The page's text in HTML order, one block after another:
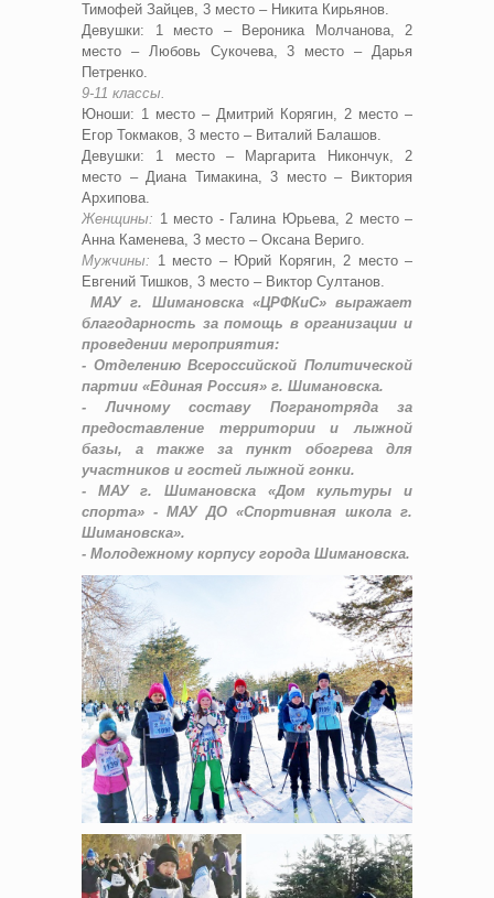
Тимофей Зайцев, 3 место – Никита Кирьянов.
Девушки: 1 место – Вероника Молчанова, 2
место – Любовь Сукочева, 3 место – Дарья
Петренко.
9-11 классы.
Юноши: 1 место – Дмитрий Корягин, 2 место –
Егор Токмаков, 3 место – Виталий Балашов.
Девушки: 1 место – Маргарита Никончук, 2
место – Диана Тимакина, 3 место – Виктория
Архипова.
Женщины: 1 место - Галина Юрьева, 2 место –
Анна Каменева, 3 место – Оксана Вериго.
Мужчины: 1 место – Юрий Корягин, 2 место –
Евгений Тишков, 3 место – Виктор Султанов.
МАУ г. Шимановска «ЦРФКиС» выражает
благодарность за помощь в организации и
проведении мероприятия:
- Отделению Всероссийской Политической
партии «Единая Россия» г. Шимановска.
- Личному составу Погранотряда за
предоставление территории и лыжной
базы, а также за пункт обогрева для
участников и гостей лыжной гонки.
- МАУ г. Шимановска «Дом культуры и
спорта» - МАУ ДО «Спортивная школа г.
Шимановска».
- Молодежному корпусу города Шимановска.